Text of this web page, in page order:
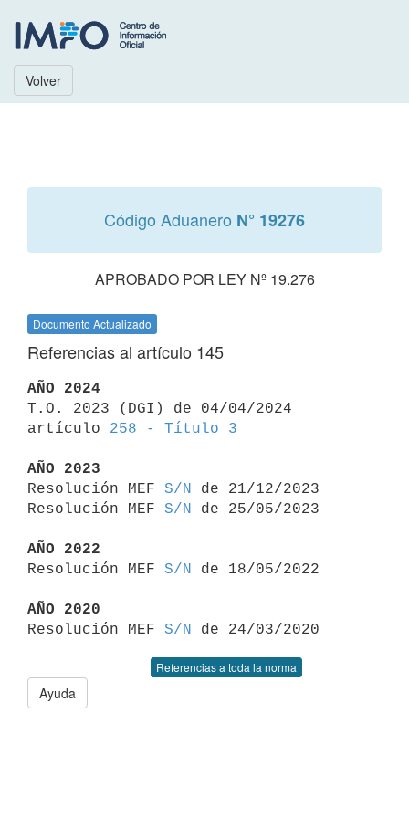
Volver
Código Aduanero N° 19276
APROBADO POR LEY Nº 19.276
Documento Actualizado
Referencias al artículo 145
AÑO 2024
T.O. 2023 (DGI) de 04/04/2024
artículo 258 - Título 3
AÑO 2023
Resolución MEF S/N
de 21/12/2023
Resolución MEF S/N de 25/05/2023
AÑO 2022
Resolución MEF S/N de 18/05/2022
AÑO 2020
Resolución MEF S/N
Referencias a toda la norma
Ayuda